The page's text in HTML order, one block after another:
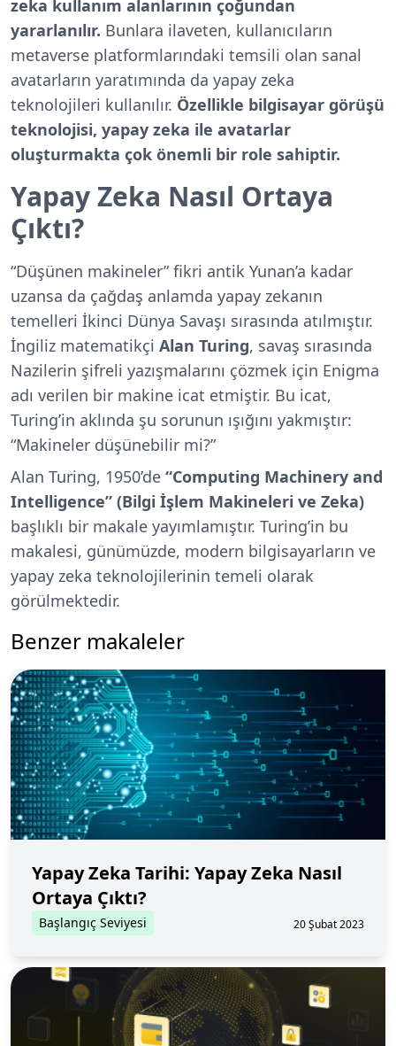
zeka kullanım alanlarının çoğundan
yararlanılır. Bunlara ilaveten, kullanıcıların
metaverse platformlarındaki temsili olan sanal
avatarların yaratımında da yapay zeka
teknolojileri kullanılır. Özellikle bilgisayar görüşü
teknolojisi, yapay zeka ile avatarlar
oluşturmakta çok önemli bir role sahiptir.
Yapay Zeka Nasıl Ortaya
Çıktı?
“Düşünen makineler” fikri antik Yunan’a kadar
uzansa da çağdaş anlamda yapay zekanın
temelleri İkinci Dünya Savaşı sırasında atılmıştır.
İngiliz matematikçi Alan Turing, savaş sırasında
Nazilerin şifreli yazışmalarını çözmek için Enigma
adı verilen bir makine icat etmiştir. Bu icat,
Turing’in aklında şu sorunun ışığını yakmıştır:
“Makineler düşünebilir mi?”
Alan Turing, 1950’de “Computing Machinery and
Intelligence” (Bilgi İşlem Makineleri ve Zeka)
başlıklı bir makale yayımlamıştır. Turing’in bu
makalesi, günümüzde, modern bilgisayarların ve
yapay zeka teknolojilerinin temeli olarak
görülmektedir.
Benzer makaleler
Yapay Zeka Tarihi: Yapay Zeka Nasıl
Ortaya Çıktı?
Başlangıç Seviyesi 20 Şubat 2023